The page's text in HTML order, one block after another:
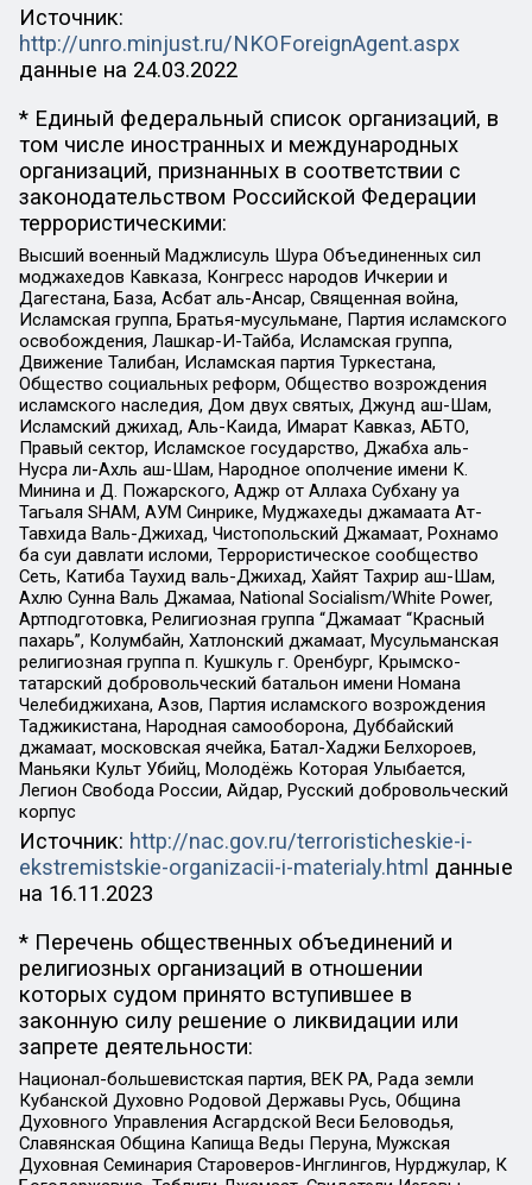
Источник:
http://unro.minjust.ru/NKOForeignAgent.aspx
данные на 24.03.2022
* Единый федеральный список организаций, в
том числе иностранных и международных
организаций, признанных в соответствии с
законодательством Российской Федерации
террористическими:
Высший военный Маджлисуль Шура Объединенных сил
моджахедов Кавказа, Конгресс народов Ичкерии и
Дагестана, База, Асбат аль-Ансар, Священная война,
Исламская группа, Братья-мусульмане, Партия исламского
освобождения, Лашкар-И-Тайба, Исламская группа,
Движение Талибан, Исламская партия Туркестана,
Общество социальных реформ, Общество возрождения
исламского наследия, Дом двух святых, Джунд аш-Шам,
Исламский джихад, Аль-Каида, Имарат Кавказ, АБТО,
Правый сектор, Исламское государство, Джабха аль-
Нусра ли-Ахль аш-Шам, Народное ополчение имени К.
Минина и Д. Пожарского, Аджр от Аллаха Субхану уа
Тагьаля SHAM, АУМ Синрике, Муджахеды джамаата Ат-
Тавхида Валь-Джихад, Чистопольский Джамаат, Рохнамо
ба суи давлати исломи, Террористическое сообщество
Сеть, Катиба Таухид валь-Джихад, Хайят Тахрир аш-Шам,
Ахлю Сунна Валь Джамаа, National Socialism/White Power,
Артподготовка, Религиозная группа “Джамаат “Красный
пахарь”, Колумбайн, Хатлонский джамаат, Мусульманская
религиозная группа п. Кушкуль г. Оренбург, Крымско-
татарский добровольческий батальон имени Номана
Челебиджихана, Азов, Партия исламского возрождения
Таджикистана, Народная самооборона, Дуббайский
джамаат, московская ячейка, Батал-Хаджи Белхороев,
Маньяки Культ Убийц, Молодёжь Которая Улыбается,
Легион Свобода России, Айдар, Русский добровольческий
корпус
Источник: http://nac.gov.ru/terroristicheskie-i-
ekstremistskie-organizacii-i-materialy.html данные
на 16.11.2023
* Перечень общественных объединений и
религиозных организаций в отношении
которых судом принято вступившее в
законную силу решение о ликвидации или
запрете деятельности:
Национал-большевистская партия, ВЕК РА, Рада земли
Кубанской Духовно Родовой Державы Русь, Община
Духовного Управления Асгардской Веси Беловодья,
Славянская Община Капища Веды Перуна, Мужская
Духовная Семинария Староверов-Инглингов, Нурджулар, К